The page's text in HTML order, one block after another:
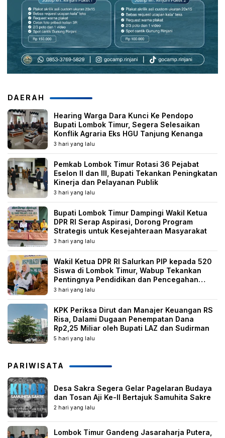
DAERAH
Hearing Warga Dara Kunci Ke Pendopo
Bupati Lombok Timur, Segera Selesaikan
Konflik Agraria Eks HGU Tanjung Kenanga
3 hari yang lalu
Pemkab Lombok Timur Rotasi 36 Pejabat
Eselon II dan III, Bupati Tekankan Peningkatan
Kinerja dan Pelayanan Publik
3 hari yang lalu
Bupati Lombok Timur Dampingi Wakil Ketua
DPR RI Serap Aspirasi, Dorong Program
Strategis untuk Kesejahteraan Masyarakat
3 hari yang lalu
Wakil Ketua DPR RI Salurkan PIP kepada 520
Siswa di Lombok Timur, Wabup Tekankan
Pentingnya Pendidikan dan Pencegahan
Perkawinan Anak
3 hari yang lalu
KPK Periksa Dirut dan Manajer Keuangan RS
Risa, Dalami Dugaan Penempatan Dana
Rp2,25 Miliar oleh Bupati LAZ dan Sudirman
5 hari yang lalu
PARIWISATA
Desa Sakra Segera Gelar Pagelaran Budaya
dan Tosan Aji Ke-II Bertajuk Samuhita Sakre
2 hari yang lalu
Lombok Timur Gandeng Jasaraharja Putera,